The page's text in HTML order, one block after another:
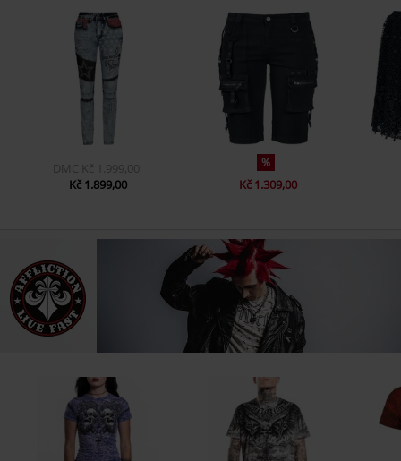
DMC Kč 1.999,00
Kč 1.899,00
%
Kč 1.309,00